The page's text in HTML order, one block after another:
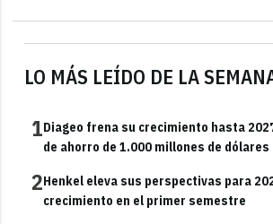
LO MÁS LEÍDO DE LA
1Diageo frena su crecimiento hasta
de ahorro de 1.000 millones de dólares
2Henkel eleva sus perspectivas para
crecimiento en el primer semestre